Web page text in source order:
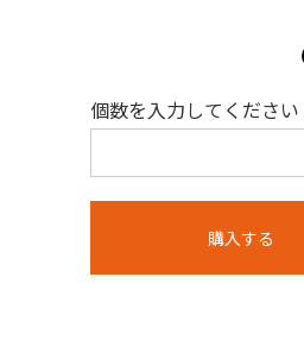
個数を入力してください